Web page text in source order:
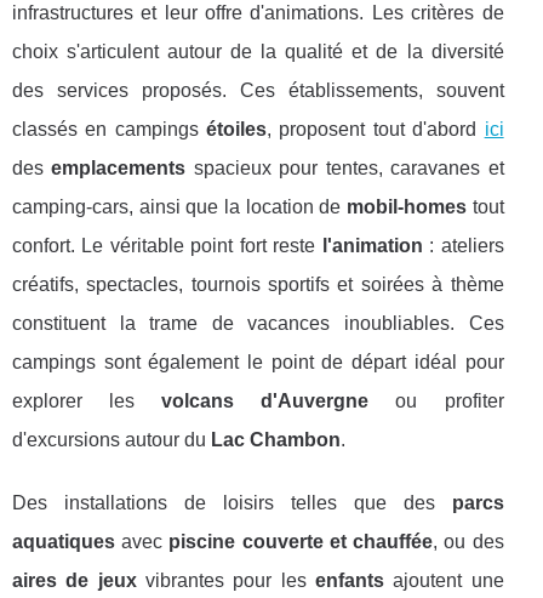
infrastructures et leur offre d'animations. Les critères de
choix s'articulent autour de la qualité et de la diversité
des services proposés. Ces établissements, souvent
classés en campingsétoiles, proposent tout d'abord ici
desemplacements spacieux pour tentes, caravanes et
camping-cars, ainsi que la location de mobil-homestout
confort. Le véritable point fort reste l'animation : ateliers
créatifs, spectacles, tournois sportifs et soirées à thème
constituent la trame de vacances inoubliables. Ces
campings sont également le point de départ idéal pour
explorer lesvolcans d'Auvergne ou profiter
d'excursions autour du Lac Chambon.
Des installations de loisirs telles que des parcs
aquatiques avec piscine couverte et chauffée, ou des
aires de jeuxvibrantes pour les enfantsajoutent une